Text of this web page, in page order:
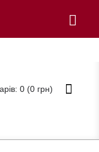
0 (0 грн)